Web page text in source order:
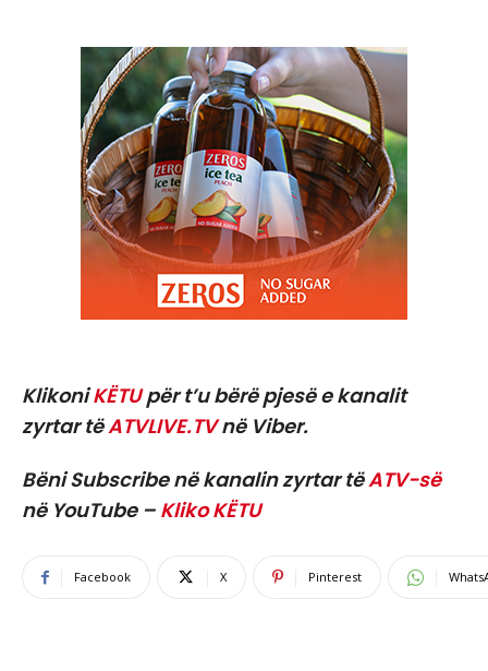
KlikoniKËTUpër t’u bërë pjesë e kanalit
zyrtar tëATVLIVE.TVnë Viber.
Bëni Subscribe në kanalin zyrtar tëATV-së
në YouTube – Kliko KËTU
Facebook X Pinterest